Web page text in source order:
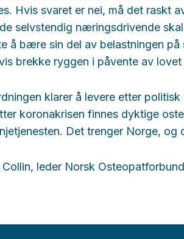
Hvis svaret er nei, må det raskt
selvstendig næringsdrivende
å bære sin del av belastningen på
brekke ryggen i påvente av
klarer å levere etter
koronakrisen finnes dyktige
Det trenger Norge, og
Collin, leder Norsk Osteopatforbund